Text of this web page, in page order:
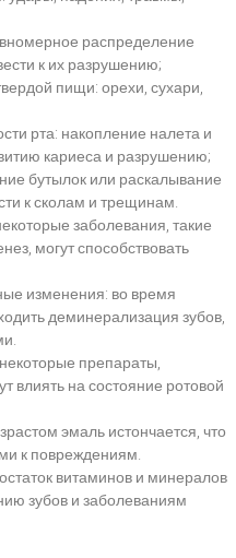
распределение
к их разрушению;
пищи: орехи, сухари,
рта: накопление налета и
кариеса и разрушению;
бутылок или раскалывание
к сколам и трещинам.
заболевания, такие
могут способствовать
изменения: во время
деминерализация зубов,
препараты,
влиять на состояние ротовой
эмаль истончается, что
к повреждениям.
витаминов и минералов
зубов и заболеваниям